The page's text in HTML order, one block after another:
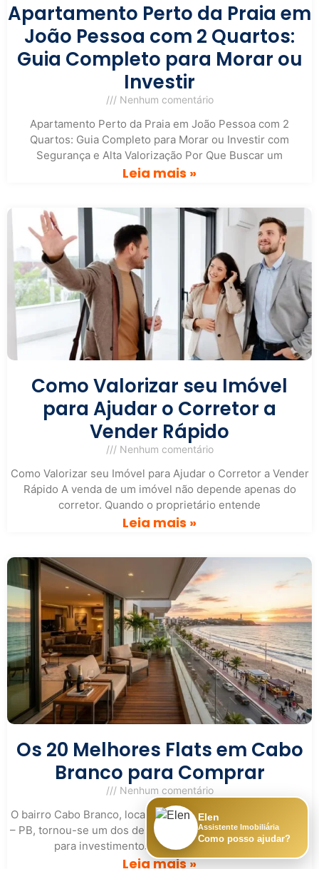
Apartamento Perto da Praia em
João Pessoa com 2 Quartos:
Guia Completo para Morar ou
Investir
Nenhum comentário
Apartamento Perto da Praia em João Pessoa com 2
Quartos: Guia Completo para Morar ou Investir com
Segurança e Alta Valorização Por Que Buscar um
Leia mais »
Como Valorizar seu Imóvel
para Ajudar o Corretor a
Vender Rápido
Nenhum comentário
Como Valorizar seu Imóvel para Ajudar o Corretor a Vender
Rápido A venda de um imóvel não depende apenas do
corretor. Quando o proprietário entende
Leia mais »
Os 20 Melhores Flats em Cabo
Branco para Comprar
Nenhum comentário
O bairro Cabo Branco, localizado na cidade de João Pessoa
– PB, tornou-se um dos destinos mais procurados do Brasil
para investimentos imobiliários voltados à
Leia mais »
Elen
Assistente Imobiliária
Como posso ajudar?